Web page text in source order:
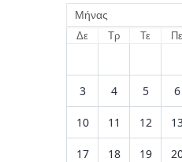
Μήνας
Δε Τρ Τε Πε
3 4 5 6
10 11 12
17 18 19